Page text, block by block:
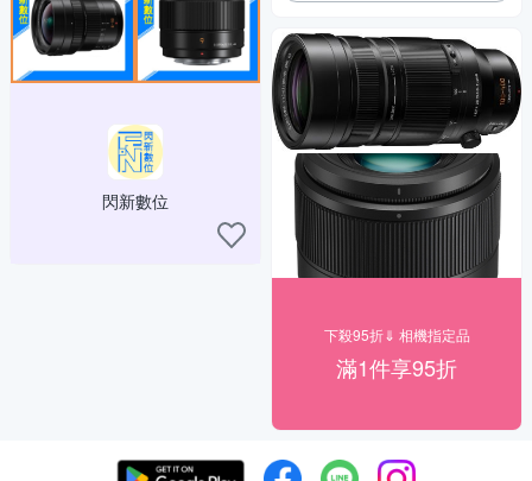
閃新數位
下殺95折⇓ 相機指定品
滿1件享95折